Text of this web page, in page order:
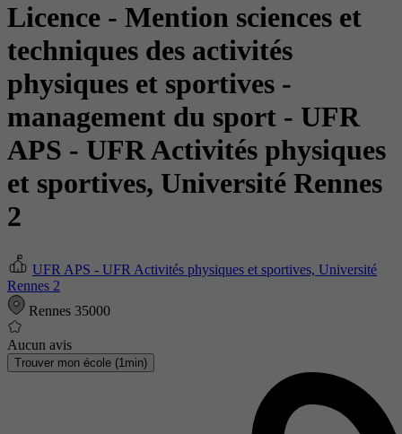
Licence - Mention sciences et
techniques des activités
physiques et sportives -
management du sport - UFR
APS - UFR Activités physiques
et sportives, Université Rennes
2
UFR APS - UFR Activités physiques et sportives, Université
Rennes 2
Rennes 35000
Aucun avis
Trouver mon école (1min)